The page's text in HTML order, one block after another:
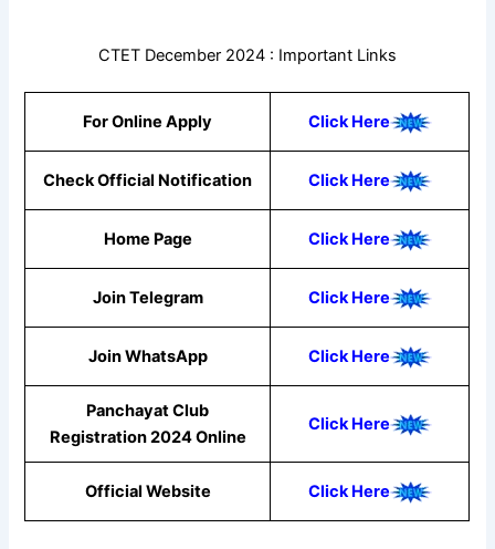
CTET December 2024 : Important Links
For Online Apply Click Here
Check Official Notification Click Here
Home Page Click Here
Join Telegram Click Here
Join WhatsApp Click Here
Panchayat Club
Registration 2024 Online
Click Here
Official Website Click Here